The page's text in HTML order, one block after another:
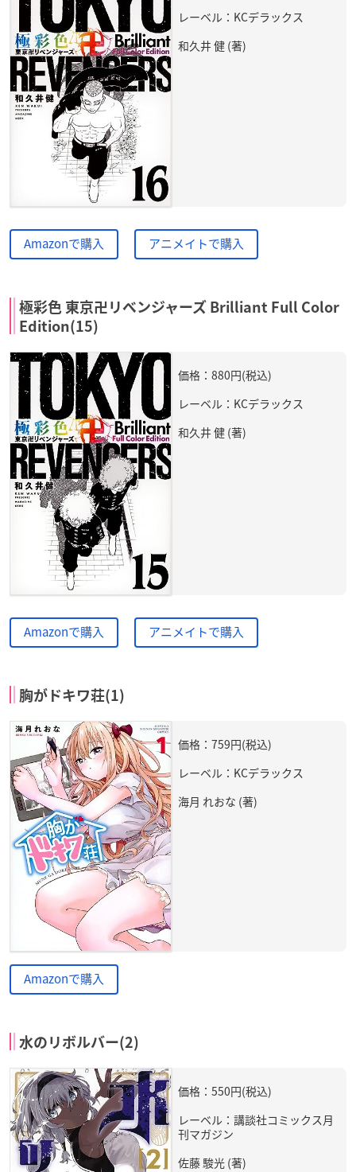
レーベル：KCデラックス
和久井 健 (著)
Amazonで購入 アニメイトで購入
極彩色 東京卍リベンジャーズ Brilliant Full Color
Edition(15)
価格：880円(税込)
レーベル：KCデラックス
和久井 健 (著)
Amazonで購入 アニメイトで購入
胸がドキワ荘(1)
価格：759円(税込)
レーベル：KCデラックス
海月 れおな (著)
Amazonで購入
水のリボルバー(2)
価格：550円(税込)
レーベル：講談社コミックス月
刊マガジン
佐藤 駿光 (著)